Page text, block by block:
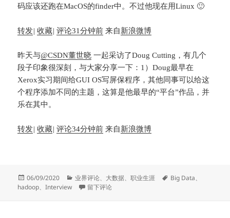
码应该还跑在MacOS的finder中。不过他现在用Linux 🙂
转发| 收藏| 评论31分钟前 来自新浪微博
昨天与@CSDN董世晓 一起采访了Doug Cutting，有几个
段子印象很深刻，与大家分享一下：1）Doug最早在
Xerox实习期间给GUI OS写屏保程序，其他同事可以给这
个程序添加不同的主题，这算是他最早的“平台”作品，并
乐在其中。
转发| 收藏| 评论34分钟前 来自新浪微博
发
布
06/09/2020
分
类
业界评论、 大数据、职业生涯
标
Big Data、
hadoop、Interview 于采访Hadoop创始人Doug Cutting纪要
留下评论